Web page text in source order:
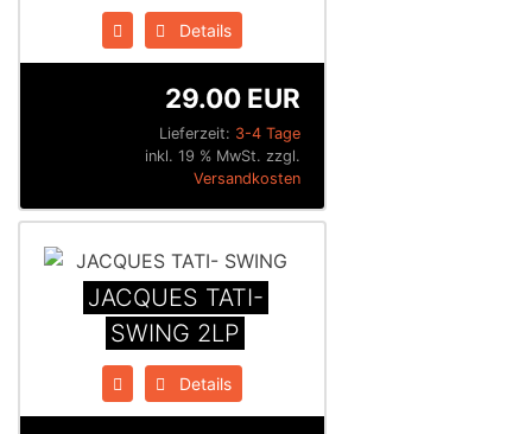
Details
Lieferzeit: 3-4 Tage
29.00 EUR
inkl. 19 % MwSt. zzgl.
Versandkosten
JACQUES TATI-
SWING 2LP
Details